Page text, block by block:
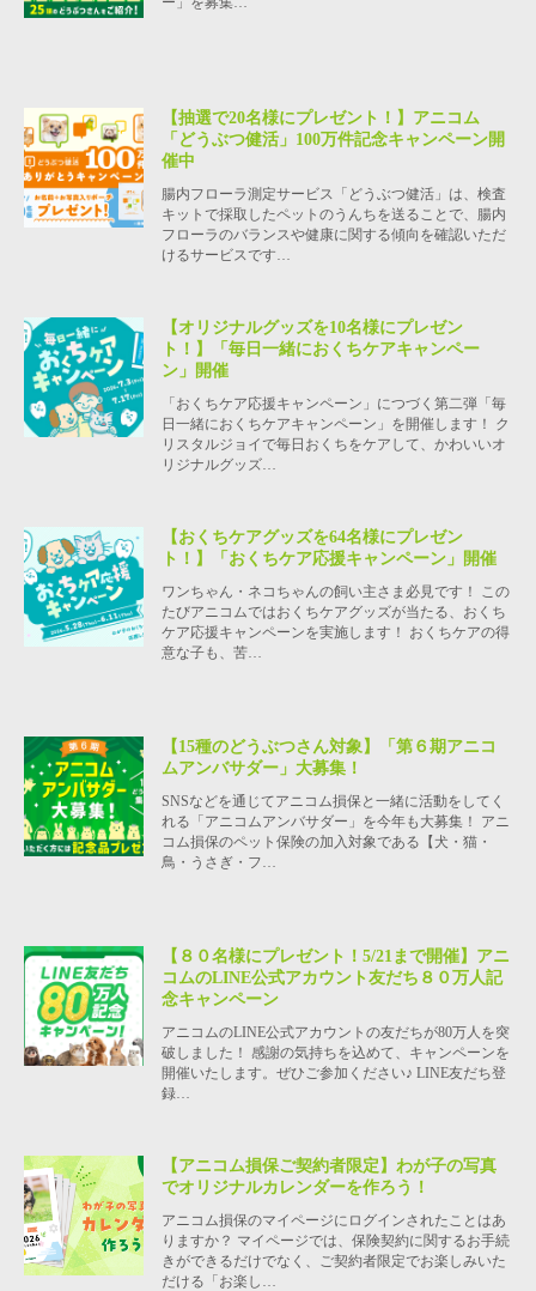
【抽選で20名様にプレゼント！】アニコム
「どうぶつ健活」100万件記念キャンペーン開
催中
腸内フローラ測定サービス「どうぶつ健活」は、検査
キットで採取したペットのうんちを送ることで、腸内
フローラのバランスや健康に関する傾向を確認いただ
けるサービスです…
【オリジナルグッズを10名様にプレゼン
ト！】「毎日一緒におくちケアキャンペー
ン」開催
「おくちケア応援キャンペーン」につづく第二弾「毎
日一緒におくちケアキャンペーン」を開催します！ ク
リスタルジョイで毎日おくちをケアして、かわいいオ
リジナルグッズ…
【おくちケアグッズを64名様にプレゼン
ト！】「おくちケア応援キャンペーン」開催
ワンちゃん・ネコちゃんの飼い主さま必見です！ この
たびアニコムではおくちケアグッズが当たる、おくち
ケア応援キャンペーンを実施します！ おくちケアの得
意な子も、苦…
【15種のどうぶつさん対象】「第６期アニコ
ムアンバサダー」大募集！
SNSなどを通じてアニコム損保と一緒に活動をしてく
れる「アニコムアンバサダー」を今年も大募集！ アニ
コム損保のペット保険の加入対象である【犬・猫・
鳥・うさぎ・フ…
【８０名様にプレゼント！5/21まで開催】アニ
コムのLINE公式アカウント友だち８０万人記
念キャンペーン
アニコムのLINE公式アカウントの友だちが80万人を突
破しました！ 感謝の気持ちを込めて、キャンペーンを
開催いたします。ぜひご参加ください♪ LINE友だち登
録…
【アニコム損保ご契約者限定】わが子の写真
でオリジナルカレンダーを作ろう！
アニコム損保のマイページにログインされたことはあ
りますか？ マイページでは、保険契約に関するお手続
きができるだけでなく、ご契約者限定でお楽しみいた
だける「お楽し…